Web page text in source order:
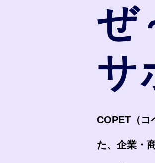
ぜ
サ
COPET（コ
た、企業・